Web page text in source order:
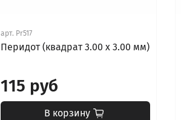
арт. Pr517
Перидот (квадрат 3.00 х 3.00 мм)
115 руб
В корзину